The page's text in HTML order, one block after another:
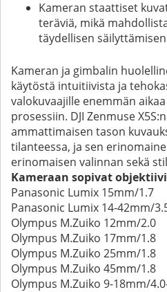
Kameran staattiset
teräviä, mikä
täydellisen
Kameran ja gimbalin
käytöstä intuitiivista ja
valokuvaajille enemmän
prosessiin. DJI Zenmuse
ammattimaisen tason
tilanteessa, ja sen
erinomaisen valinnan sekä
Kameraan sopivat
Panasonic Lumix 15mm/1.7
Panasonic Lumix 14-42mm/
Olympus M.Zuiko 12mm/2.0
Olympus M.Zuiko 17mm/1.8
Olympus M.Zuiko 25mm/1.8
Olympus M.Zuiko 45mm/1.8
Olympus M.Zuiko 9-18mm/